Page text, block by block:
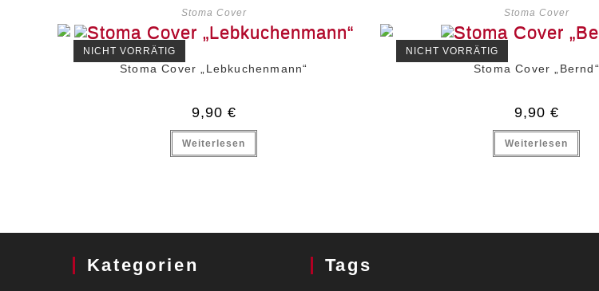
Stoma Cover
NICHT VORRÄTIG
Stoma Cover „Lebkuchenmann“
9,90 €
Weiterlesen
Stoma Cover
NICHT VORRÄTIG
Stoma Cover „Bernd“
9,90 €
Weiterlesen
Kategorien Tags